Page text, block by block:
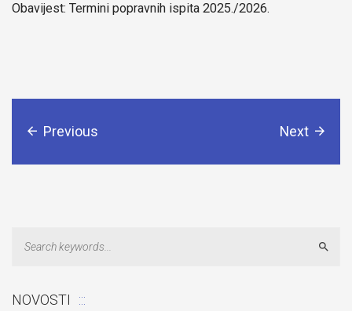
Obavijest: Termini popravnih ispita 2025./2026.
Previous Next
NOVOSTI